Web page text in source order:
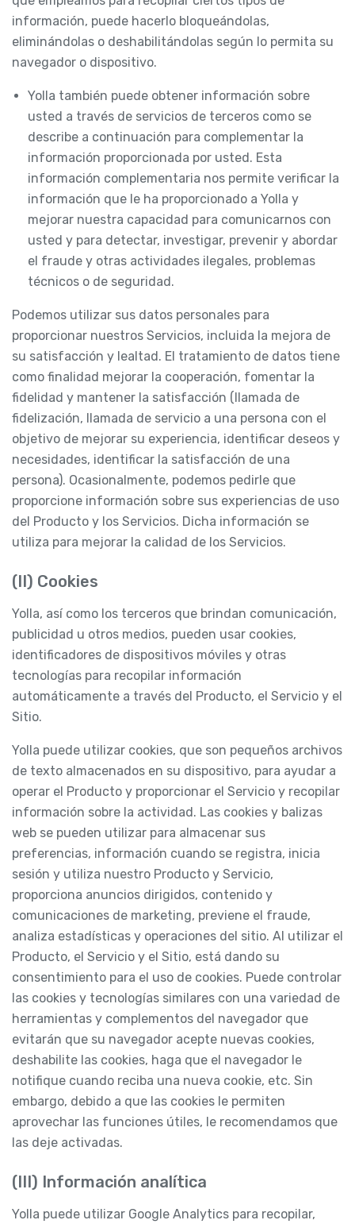
información, puede hacerlo bloqueándolas,
eliminándolas o deshabilitándolas según lo permita su
navegador o dispositivo.
Yolla también puede obtener información sobre
usted a través de servicios de terceros como se
describe a continuación para complementar la
información proporcionada por usted. Esta
información complementaria nos permite verificar la
información que le ha proporcionado a Yolla y
mejorar nuestra capacidad para comunicarnos con
usted y para detectar, investigar, prevenir y abordar
el fraude y otras actividades ilegales, problemas
técnicos o de seguridad.
Podemos utilizar sus datos personales para
proporcionar nuestros Servicios, incluida la mejora de
su satisfacción y lealtad. El tratamiento de datos tiene
como finalidad mejorar la cooperación, fomentar la
fidelidad y mantener la satisfacción (llamada de
fidelización, llamada de servicio a una persona con el
objetivo de mejorar su experiencia, identificar deseos y
necesidades, identificar la satisfacción de una
persona). Ocasionalmente, podemos pedirle que
proporcione información sobre sus experiencias de uso
del Producto y los Servicios. Dicha información se
utiliza para mejorar la calidad de los Servicios.
(II) Cookies
Yolla, así como los terceros que brindan comunicación,
publicidad u otros medios, pueden usar cookies,
identificadores de dispositivos móviles y otras
tecnologías para recopilar información
automáticamente a través del Producto, el Servicio y el
Sitio.
Yolla puede utilizar cookies, que son pequeños archivos
de texto almacenados en su dispositivo, para ayudar a
operar el Producto y proporcionar el Servicio y recopilar
información sobre la actividad. Las cookies y balizas
web se pueden utilizar para almacenar sus
preferencias, información cuando se registra, inicia
sesión y utiliza nuestro Producto y Servicio,
proporciona anuncios dirigidos, contenido y
comunicaciones de marketing, previene el fraude,
analiza estadísticas y operaciones del sitio. Al utilizar el
Producto, el Servicio y el Sitio, está dando su
consentimiento para el uso de cookies. Puede controlar
las cookies y tecnologías similares con una variedad de
herramientas y complementos del navegador que
evitarán que su navegador acepte nuevas cookies,
deshabilite las cookies, haga que el navegador le
notifique cuando reciba una nueva cookie, etc. Sin
embargo, debido a que las cookies le permiten
aprovechar las funciones útiles, le recomendamos que
las deje activadas.
(III) Información analítica
Yolla puede utilizar Google Analytics para recopilar,